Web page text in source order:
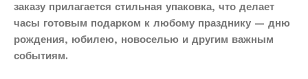
заказу прилагается стильная упаковка, что делает
часы готовым подарком к любому празднику — дню
рождения, юбилею, новоселью и другим важным
событиям.